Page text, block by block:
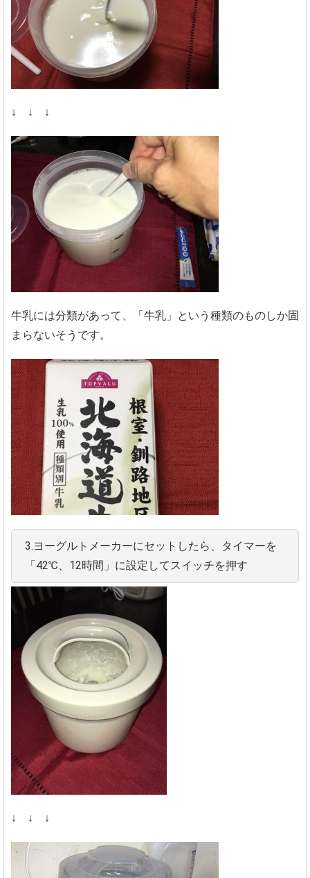
↓ ↓ ↓
牛乳には分類があって、「牛乳」という種類のものしか固
まらないそうです。
3.ヨーグルトメーカーにセットしたら、タイマーを
「42℃、12時間」に設定してスイッチを押す
↓ ↓ ↓